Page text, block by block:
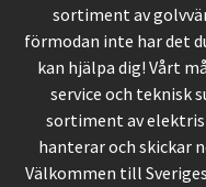
sortiment av
förmodan inte har det
kan hjälpa dig! Vårt
service och teknisk
sortiment av
hanterar och skickar
Välkommen till